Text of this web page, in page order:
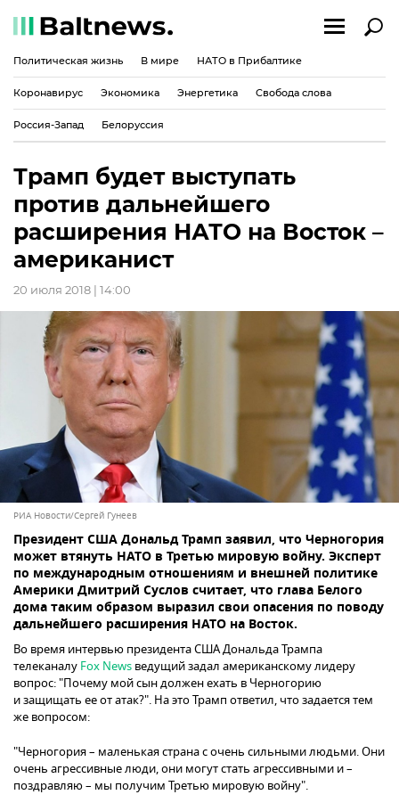
Политическая жизнь В мире НАТО в Прибалтике
Коронавирус Экономика Энергетика Свобода слова
Россия-Запад Белоруссия
Трамп будет выступать
против дальнейшего
расширения НАТО на Восток –
американист
20 июля 2018 | 14:00
РИА Новости/Сергей Гунеев
Президент США Дональд Трамп заявил, что Черногория
может втянуть НАТО в Третью мировую войну. Эксперт
по международным отношениям и внешней политике
Америки Дмитрий Суслов считает, что глава Белого
дома таким образом выразил свои опасения по поводу
дальнейшего расширения НАТО на Восток.
Во время интервью президента США Дональда Трампа
телеканалу Fox News ведущий задал американскому лидеру
вопрос: "Почему мой сын должен ехать в Черногорию
и защищать ее от атак?". На это Трамп ответил, что задается тем
же вопросом:
"Черногория – маленькая страна с очень сильными людьми. Они
очень агрессивные люди, они могут стать агрессивными и –
поздравляю – мы получим Третью мировую войну".